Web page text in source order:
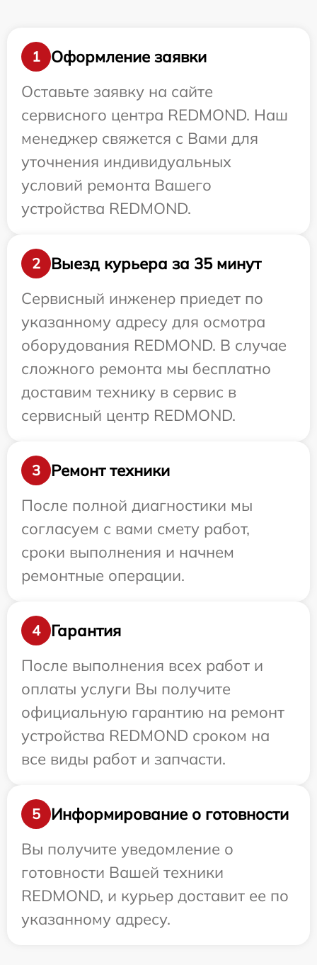
1
Оформление заявки
Оставьте заявку на сайте
сервисного центра REDMOND. Наш
менеджер свяжется с Вами для
уточнения индивидуальных
условий ремонта Вашего
устройства REDMOND.
2
Выезд курьера за 35 минут
Сервисный инженер приедет по
указанному адресу для осмотра
оборудования REDMOND. В случае
сложного ремонта мы бесплатно
доставим технику в сервис в
сервисный центр REDMOND.
3
Ремонт техники
После полной диагностики мы
согласуем с вами смету работ,
сроки выполнения и начнем
ремонтные операции.
4
Гарантия
После выполнения всех работ и
оплаты услуги Вы получите
официальную гарантию на ремонт
устройства REDMOND сроком на
все виды работ и запчасти.
5
Информирование о готовности
Вы получите уведомление о
готовности Вашей техники
REDMOND, и курьер доставит ее по
указанному адресу.